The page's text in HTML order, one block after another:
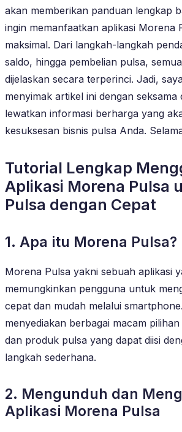
akan memberikan panduan lengkap
ingin memanfaatkan aplikasi Morena
maksimal. Dari langkah-langkah
saldo, hingga pembelian pulsa,
dijelaskan secara terperinci. Jadi,
menyimak artikel ini dengan seksama
lewatkan informasi berharga yang
kesuksesan bisnis pulsa Anda.
Tutorial Lengkap
Aplikasi Morena Pulsa
Pulsa dengan Cepat
1. Apa itu Morena Pulsa?
Morena Pulsa yakni sebuah aplikasi
memungkinkan pengguna untuk
cepat dan mudah melalui
menyediakan berbagai macam
dan produk pulsa yang dapat diisi
langkah sederhana.
2. Mengunduh dan
Aplikasi Morena Pulsa